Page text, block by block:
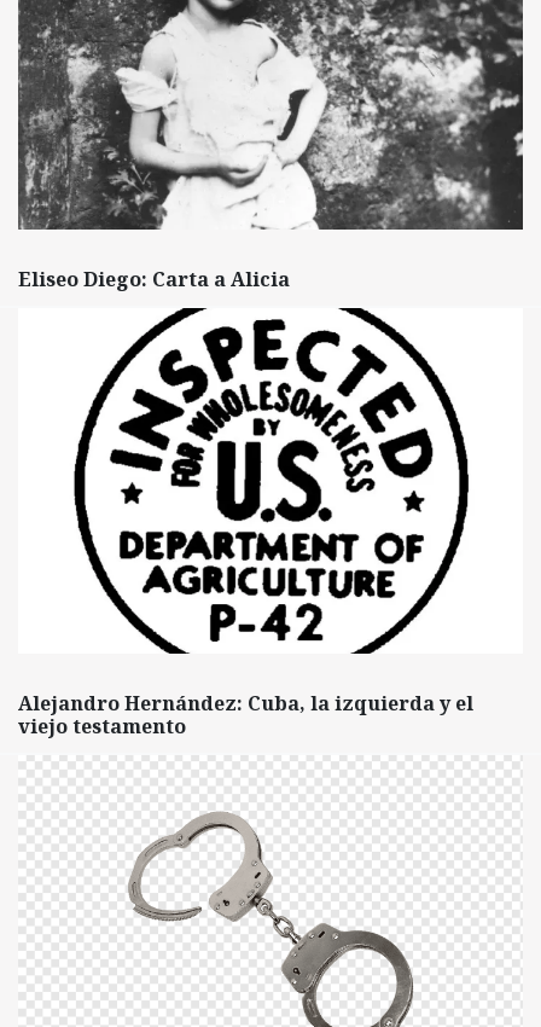
Eliseo Diego: Carta a Alicia
Alejandro Hernández: Cuba, la izquierda y el
viejo testamento